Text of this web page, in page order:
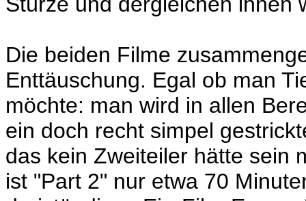
Die beiden Filme
Enttäuschung. Egal ob man
möchte: man wird in allen
ein doch recht simpel
das kein Zweiteiler hätte sein
ist "Part 2" nur etwa 70